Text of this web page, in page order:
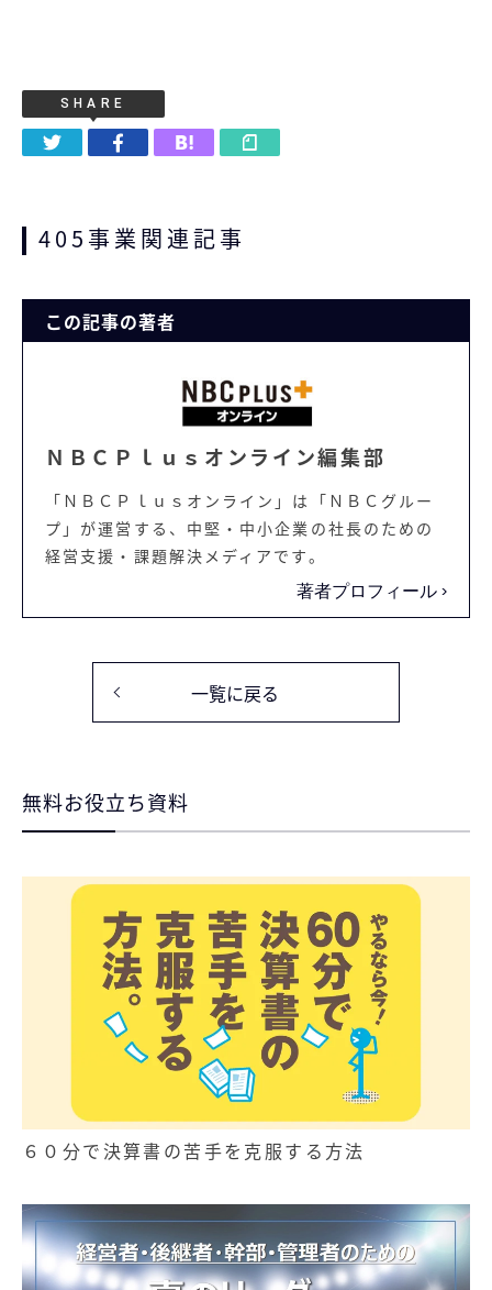
SHARE
405事業関連記事
この記事の著者
ＮＢＣＰｌｕｓオンライン編集部
「ＮＢＣＰｌｕｓオンライン」は「ＮＢＣグルー
プ」が運営する、中堅・中小企業の社長のための
経営支援・課題解決メディアです。
著者プロフィール
一覧に戻る
無料お役立ち資料
６０分で決算書の苦手を克服する方法